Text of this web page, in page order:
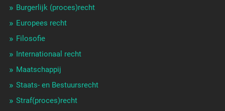
Burgerlijk (proces)recht
Europees recht
Filosofie
Internationaal recht
Maatschappij
Staats- en Bestuursrecht
Straf(proces)recht